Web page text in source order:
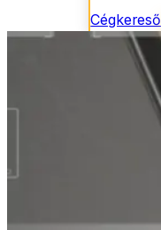
Cégkereső